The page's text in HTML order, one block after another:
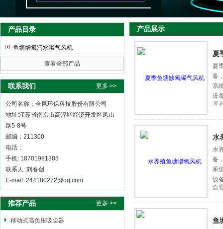
产品目录
鱼塘增氧污水曝气风机
查看全部产品
联系我们 更多 >>
公司名称：全风环保科技股份有限公司
地址:江苏省南京市高淳区经济开发区凤山
路5-8号
邮编：211300
电话：
手机: 18701981385
联系人: 刘春创
E-mail: 244180272@qq.com
推荐产品 更多 >>
移动式高负压吸尘器
产品展示
夏
夏
备
系
设
促
查
水
水
备
系
设
促
查
鱼